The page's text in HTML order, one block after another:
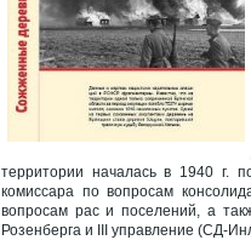
территории началась в 1940 г.
комиссара по вопросам
вопросам рас и поселений, а
Розенберга и III управление (СД-